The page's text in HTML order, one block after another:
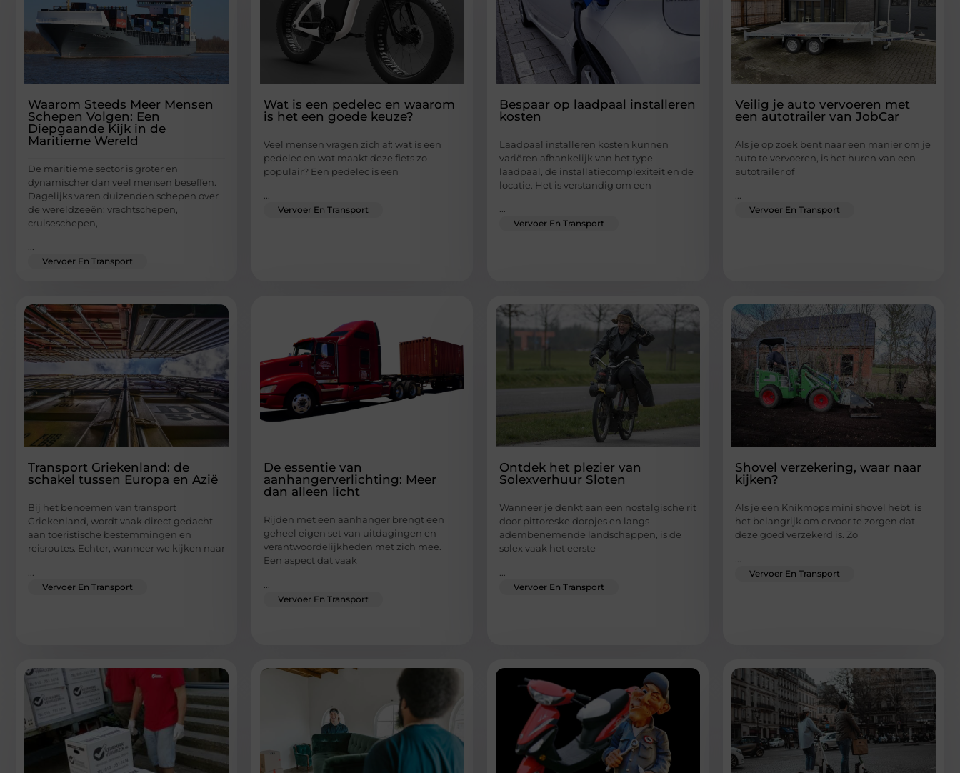
Waarom Steeds Meer Mensen
Schepen Volgen: Een
Diepgaande Kijk in de
Maritieme Wereld
De maritieme sector is groter en
dynamischer dan veel mensen beseffen.
Dagelijks varen duizenden schepen over
de wereldzeeën: vrachtschepen,
cruiseschepen,
...
Vervoer En Transport
Wat is een pedelec en waarom
is het een goede keuze?
Veel mensen vragen zich af: wat is een
pedelec en wat maakt deze fiets zo
populair? Een pedelec is een
...
Vervoer En Transport
Bespaar op laadpaal installeren
kosten
Laadpaal installeren kosten kunnen
variëren afhankelijk van het type
laadpaal, de installatiecomplexiteit en de
locatie. Het is verstandig om een
...
Vervoer En Transport
Veilig je auto vervoeren met
een autotrailer van JobCar
Als je op zoek bent naar een manier om je
auto te vervoeren, is het huren van een
autotrailer of
...
Vervoer En Transport
Transport Griekenland: de
schakel tussen Europa en Azië
Bij het benoemen van transport
Griekenland, wordt vaak direct gedacht
aan toeristische bestemmingen en
reisroutes. Echter, wanneer we kijken naar
Vervoer En Transport
De essentie van
aanhangerverlichting: Meer
dan alleen licht
Rijden met een aanhanger brengt een
geheel eigen set van uitdagingen en
verantwoordelijkheden met zich mee.
Een aspect dat vaak
Vervoer En Transport
Ontdek het plezier van
Solexverhuur Sloten
Wanneer je denkt aan een nostalgische rit
door pittoreske dorpjes en langs
adembenemende landschappen, is de
solex vaak het eerste
Vervoer En Transport
Shovel verzekering, waar naar
kijken?
Als je een Knikmops mini shovel hebt, is
het belangrijk om ervoor te zorgen dat
deze goed verzekerd is. Zo
Vervoer En Transport